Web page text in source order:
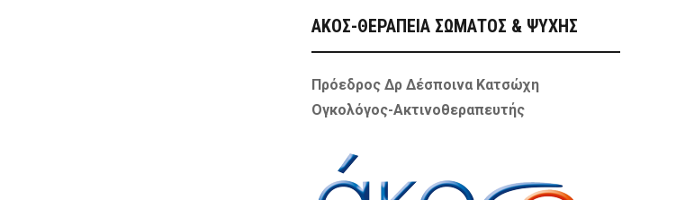
ΑΚΟΣ-ΘΕΡΑΠΕΙΑ ΣΩΜΑΤΟΣ & ΨΥΧΗΣ
Πρόεδρος Δρ Δέσποινα Κατσώχη
Ογκολόγος-Ακτινοθεραπευτής